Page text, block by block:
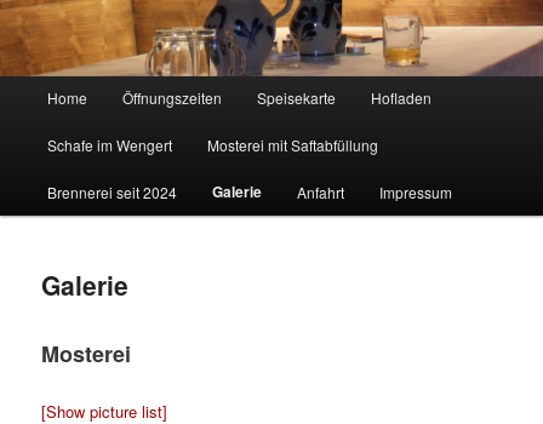
Zum Inhalt wechseln
Zum sekundären Inhalt wechseln
Home Öffnungszeiten Speisekarte Hofladen
Schafe im Wengert Mosterei mit Saftabfüllung
Brennerei seit 2024 Galerie Anfahrt Impressum
Galerie
Mosterei
[Show picture list]